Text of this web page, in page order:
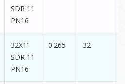
SDR 11
PN16
32X1"
SDR 11
PN16
0.265 32